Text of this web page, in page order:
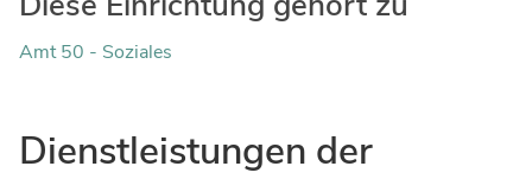
Amt 50 - Soziales
Dienstleistungen der